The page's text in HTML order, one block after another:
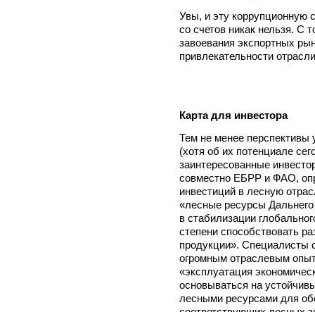
Увы, и эту коррупционную
со счетов никак нельзя. С
завоевания экспортных
привлекательности
Карта для инвестора
Тем не менее перспективы
(хотя об их потенциале
заинтересованные
совместно ЕБРР и ФАО,
инвестиций в лесную
«лесные ресурсы
в стабилизации
степени способствовать
продукции». Специалисты
огромным отраслевым
«эксплуатация
основываться на
лесными ресурсами для